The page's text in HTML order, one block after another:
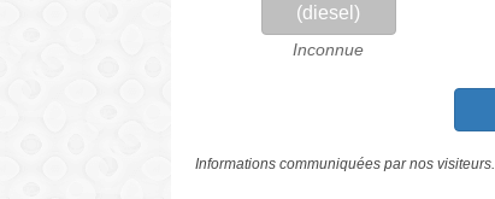
(diesel)
Inconnue
Informations communiquées par nos visiteurs.